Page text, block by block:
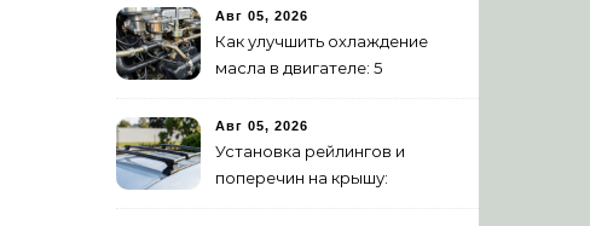
инструкция
Авг 05, 2026
Как улучшить охлаждение
масла в двигателе: 5
Авг 05, 2026
Установка рейлингов и
поперечин на крышу: